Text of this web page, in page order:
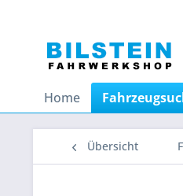
Home
Übersicht